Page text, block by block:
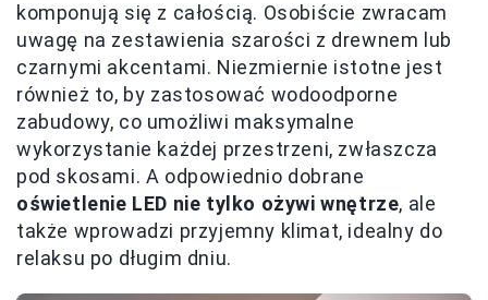
komponują się z całością. Osobiście zwracam
uwagę na zestawienia szarości z drewnem lub
czarnymi akcentami. Niezmiernie istotne jest
również to, by zastosować wodoodporne
zabudowy, co umożliwi maksymalne
wykorzystanie każdej przestrzeni, zwłaszcza
pod skosami. A odpowiednio dobrane
oświetlenie LED nie tylko ożywi wnętrze, ale
także wprowadzi przyjemny klimat, idealny do
relaksu po długim dniu.